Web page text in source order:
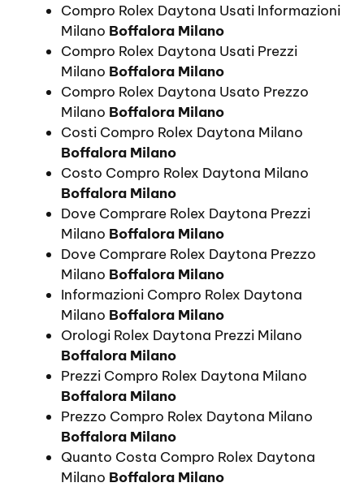
Compro Rolex Daytona Usati Informazioni
Milano Boffalora Milano
Compro Rolex Daytona Usati Prezzi
Milano Boffalora Milano
Compro Rolex Daytona Usato Prezzo
Milano Boffalora Milano
Costi Compro Rolex Daytona Milano
Boffalora Milano
Costo Compro Rolex Daytona Milano
Boffalora Milano
Dove Comprare Rolex Daytona Prezzi
Milano Boffalora Milano
Dove Comprare Rolex Daytona Prezzo
Milano Boffalora Milano
Informazioni Compro Rolex Daytona
Milano Boffalora Milano
Orologi Rolex Daytona Prezzi Milano
Boffalora Milano
Prezzi Compro Rolex Daytona Milano
Boffalora Milano
Prezzo Compro Rolex Daytona Milano
Boffalora Milano
Quanto Costa Compro Rolex Daytona
Milano Boffalora Milano